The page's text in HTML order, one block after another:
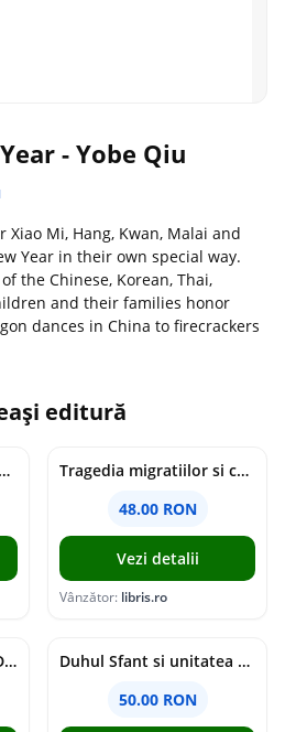
- Yobe Qiu
Xiao Mi, Hang, Kwan, Malai and
Year in their own special way.
the Chinese, Korean, Thai,
and their families honor
dances in China to firecrackers
editură
Iluzia politica - Jacques Ellul
Tragedia migratiilor si caderea imperiilor. Sfantul Augustin si noi - Chantal Delsol
48.00 RON
Vezi detalii
Vânzător: libris.ro
Cuvantul care zideste. Dialoguri - Vartan Arachelian
Duhul Sfant si unitatea Bisericii. Jurnal de Conciliu - Andre Scrima
50.00 RON